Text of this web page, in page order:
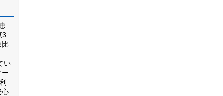
3
比
い
ー
心